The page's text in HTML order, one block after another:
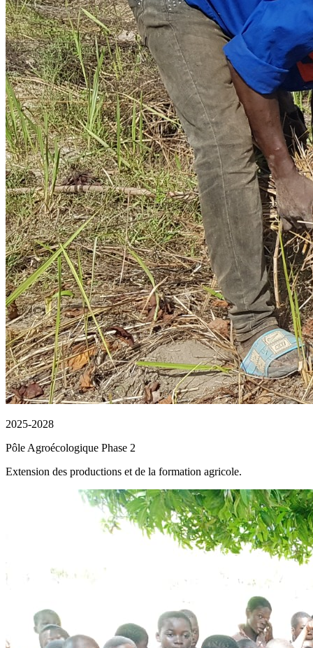
2025-2028
Pôle Agroécologique Phase 2
Extension des productions et de la formation agricole.